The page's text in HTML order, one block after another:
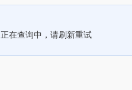
正在查询中，请刷新重试